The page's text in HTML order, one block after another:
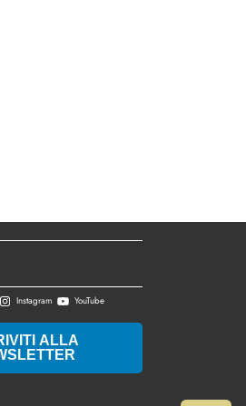
Instagram YouTube
ALLA